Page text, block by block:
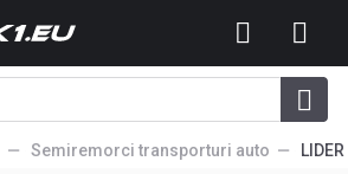
Semiremorci transporturi auto LIDER